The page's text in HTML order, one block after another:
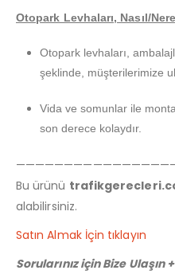
Otopark Levhaları, Nasıl/
Otopark levhaları,
şeklinde, müşterilerimize
Vida ve somunlar ile
son derece kolaydır.
Bu ürünü
alabilirsiniz.
Satın Almak İçin tıklayın
Sorularınız için Bize Ulaşın